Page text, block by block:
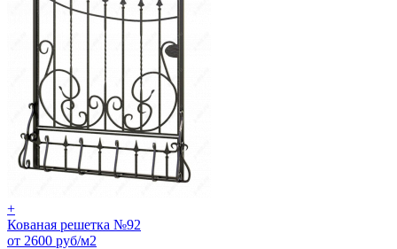
+
Кованая решетка №92
от 2600 руб/м2